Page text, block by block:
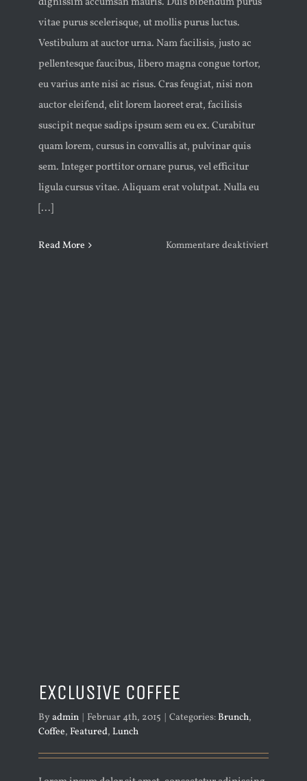
vitae purus scelerisque, ut mollis purus luctus.
Vestibulum at auctor urna. Nam facilisis, justo ac
pellentesque faucibus, libero magna congue tortor,
eu varius ante nisi ac risus. Cras feugiat, nisi non
auctor eleifend, elit lorem laoreet erat, facilisis
suscipit neque sadips ipsum sem eu ex. Curabitur
quam lorem, cursus in convallis at, pulvinar quis
sem. Integer porttitor ornare purus, vel efficitur
ligula cursus vitae. Aliquam erat volutpat. Nulla eu
[...]
Read More Kommentare deaktiviertfür
EXCLUSIVE COFFEE
By admin | Februar 4th, 2015 | Categories: Brunch,
Coffee, Featured, Lunch